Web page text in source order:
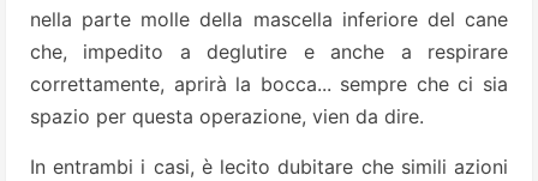
nella parte molle della mascella inferiore del cane
che, impedito a deglutire e anche a respirare
correttamente, aprirà la bocca... sempre che ci sia
spazio per questa operazione, vien da dire.
In entrambi i casi, è lecito dubitare che simili azioni